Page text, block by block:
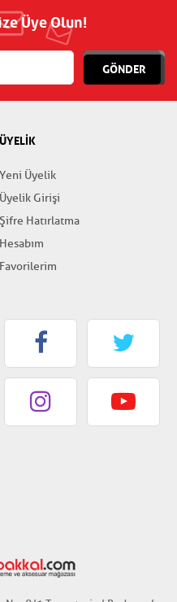
Üye Olun!
GÖNDER
ÜYELİK
Yeni Üyelik
Üyelik Girişi
Şifre Hatırlatma
Hesabım
Favorilerim